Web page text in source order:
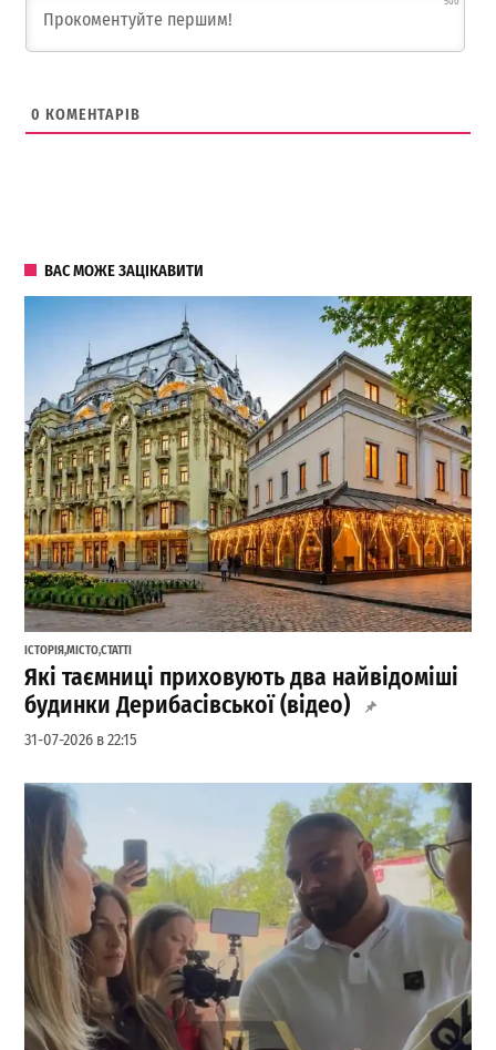
0 КОМЕНТАРІВ
ВАС МОЖЕ ЗАЦІКАВИТИ
ІСТОРІЯ,МІСТО,СТАТТІ
Які таємниці приховують два найвідоміші
будинки Дерибасівської (відео)
31-07-2026 в 22:15